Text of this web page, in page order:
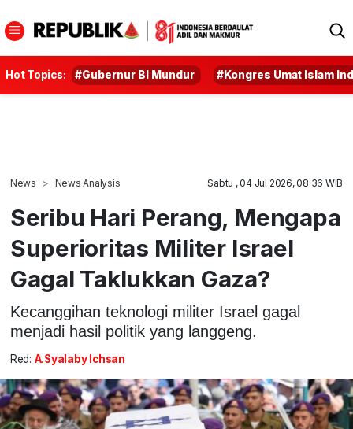
Hot Topics: #Gubernur BI Mundur #Kongres Umat Islam
News News Analysis Sabtu , 04 Jul 2026, 08:36 WIB
Seribu Hari Perang, Mengapa
Superioritas Militer Israel
Gagal Taklukkan Gaza?
Kecanggihan teknologi militer Israel gagal
menjadi hasil politik yang langgeng.
Red: A.Syalaby Ichsan